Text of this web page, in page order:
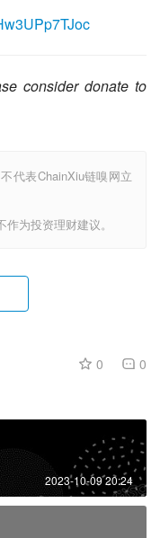
consider donate to
代表ChainXiu链嗅网立
为投资理财建议。
0 0
2023-10-09 20:24